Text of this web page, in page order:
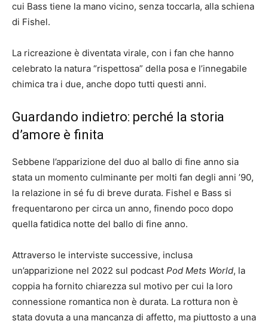
cui Bass tiene la mano vicino, senza toccarla, alla schiena
di Fishel.
La ricreazione è diventata virale, con i fan che hanno
celebrato la natura “rispettosa” della posa e l’innegabile
chimica tra i due, anche dopo tutti questi anni.
Guardando indietro: perché la storia
d’amore è finita
Sebbene l’apparizione del duo al ballo di fine anno sia
stata un momento culminante per molti fan degli anni ’90,
la relazione in sé fu di breve durata. Fishel e Bass si
frequentarono per circa un anno, finendo poco dopo
quella fatidica notte del ballo di fine anno.
Attraverso le interviste successive, inclusa
un’apparizione nel 2022 sul podcast Pod Mets World, la
coppia ha fornito chiarezza sul motivo per cui la loro
connessione romantica non è durata. La rottura non è
stata dovuta a una mancanza di affetto, ma piuttosto a una